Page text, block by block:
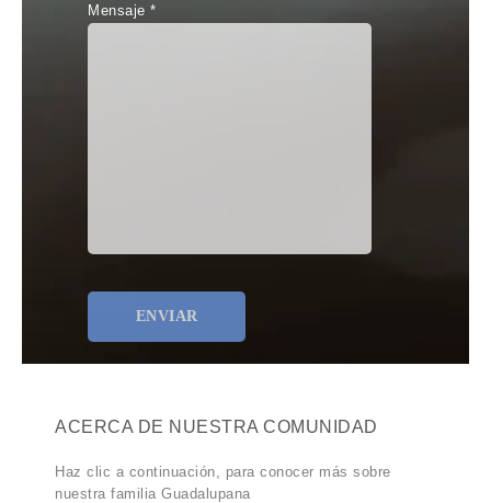
Mensaje *
ACERCA DE NUESTRA COMUNIDAD
Haz clic a continuación, para conocer más sobre
nuestra familia Guadalupana